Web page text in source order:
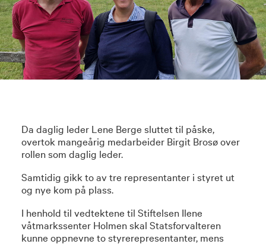
Da daglig leder Lene Berge sluttet til påske,
overtok mangeårig medarbeider Birgit Brosø over
rollen som daglig leder.
Samtidig gikk to av tre representanter i styret ut
og nye kom på plass.
I henhold til vedtektene til Stiftelsen Ilene
våtmarkssenter Holmen skal Statsforvalteren
kunne oppnevne to styrerepresentanter, mens